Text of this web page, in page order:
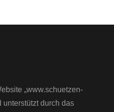
„www.schuetzen-
unterstützt durch das